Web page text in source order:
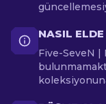
NASIL
Five-SeveN |